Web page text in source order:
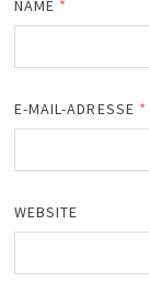
NAME *
E-MAIL-ADRESSE *
WEBSITE